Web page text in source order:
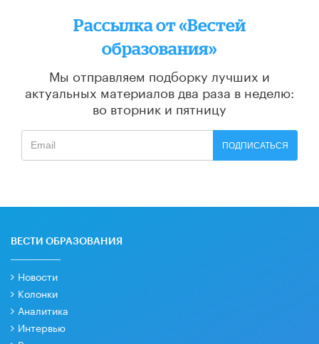
Рассылка от «Вестей
образования»
Мы отправляем подборку лучших и
актуальных материалов два раза в неделю:
во вторник и пятницу
ПОДПИСАТЬСЯ
ВЕСТИ ОБРАЗОВАНИЯ
Новости
Колонки
Аналитика
Интервью